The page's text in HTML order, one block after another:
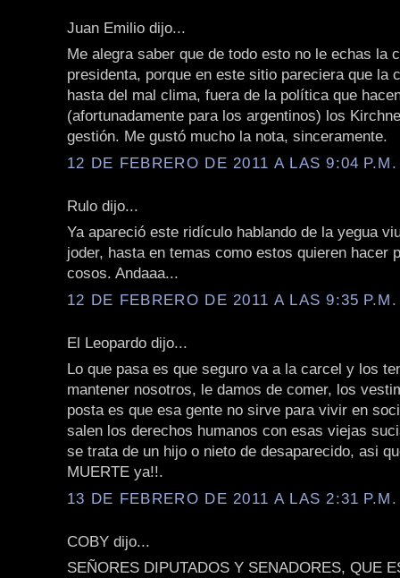
Juan Emilio dijo...
Me alegra saber que de todo esto no le echas la
presidenta, porque en este sitio pareciera que la
hasta del mal clima, fuera de la política que
(afortunadamente para los argentinos) los
gestión. Me gustó mucho la nota, sinceramente.
12 DE FEBRERO DE 2011 A LAS 9:04 P.M.
Rulo dijo...
Ya apareció este ridículo hablando de la yegua
joder, hasta en temas como estos quieren hacer
cosos. Andaaa...
12 DE FEBRERO DE 2011 A LAS 9:35 P.M.
El Leopardo dijo...
Lo que pasa es que seguro va a la carcel y los
mantener nosotros, le damos de comer, los
posta es que esa gente no sirve para vivir en
salen los derechos humanos con esas viejas
se trata de un hijo o nieto de desaparecido, asi
MUERTE ya!!.
13 DE FEBRERO DE 2011 A LAS 2:31 P.M.
COBY dijo...
SEÑORES DIPUTADOS Y SENADORES, QUE